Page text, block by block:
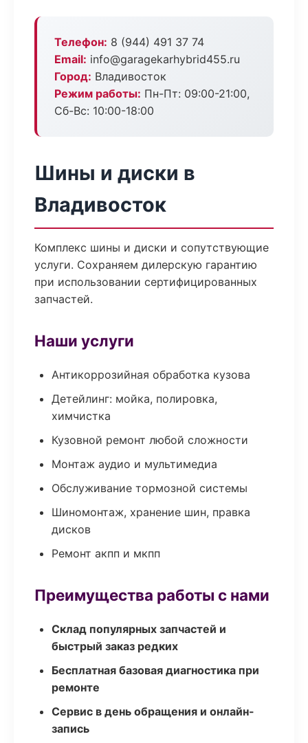
Телефон: 8 (944) 491 37 74
Email: info@garagekarhybrid455.ru
Город: Владивосток
Режим работы: Пн-Пт: 09:00-21:00,
Сб-Вс: 10:00-18:00
Шины и диски в
Владивосток
Комплекс шины и диски и сопутствующие
услуги. Сохраняем дилерскую гарантию
при использовании сертифицированных
запчастей.
Наши услуги
Антикоррозийная обработка кузова
Детейлинг: мойка, полировка,
химчистка
Кузовной ремонт любой сложности
Монтаж аудио и мультимедиа
Обслуживание тормозной системы
Шиномонтаж, хранение шин, правка
дисков
Ремонт акпп и мкпп
Преимущества работы с нами
Склад популярных запчастей и
быстрый заказ редких
Бесплатная базовая диагностика при
ремонте
Сервис в день обращения и онлайн-
запись